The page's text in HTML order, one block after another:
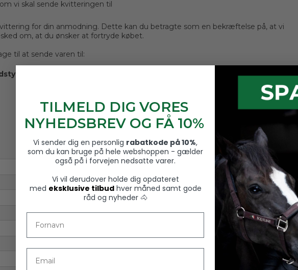
vi skal sende kvitteringen til
for din anmodning. Dette kan du betragte som en bekræftelse på, at vi
om, at du ønsker at fortryde købet.
til at sende varen til:
TILMELD DIG VORES
NYHEDSBREV OG FÅ 10%
Vi sender dig en personlig rabatkode på 10%,
som du kan bruge på hele webshoppen - gælder
også på i forvejen nedsatte varer.
Vi vil derudover holde dig opdateret
med eksklusive tilbudhver måned samt gode
råd og nyheder 🐴